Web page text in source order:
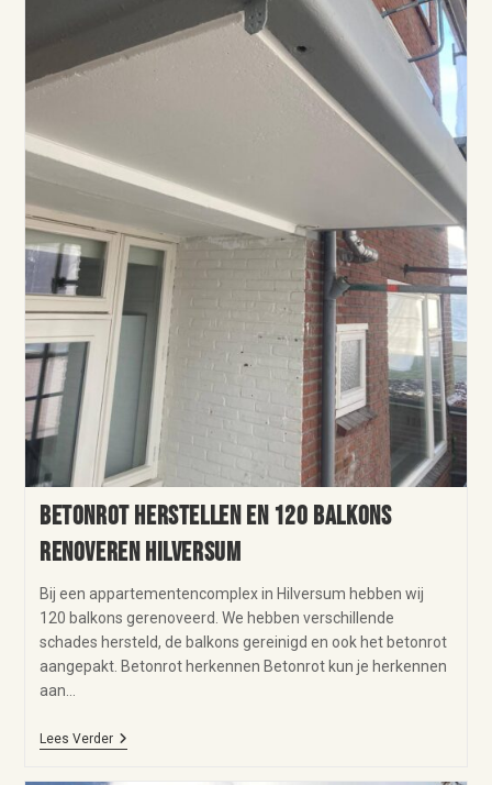
Betonrot herstellen en 120 balkons
renoveren Hilversum
Bij een appartementencomplex in Hilversum hebben wij
120 balkons gerenoveerd. We hebben verschillende
schades hersteld, de balkons gereinigd en ook het betonrot
aangepakt. Betonrot herkennen Betonrot kun je herkennen
aan…
Lees Verder